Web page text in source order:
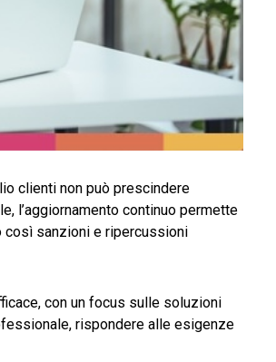
clienti non può prescindere
l’aggiornamento continuo permette
così sanzioni e ripercussioni
con un focus sulle soluzioni
rispondere alle esigenze